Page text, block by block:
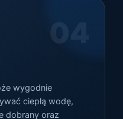
04
wygodnie
ciepłą wodę,
dobrany oraz